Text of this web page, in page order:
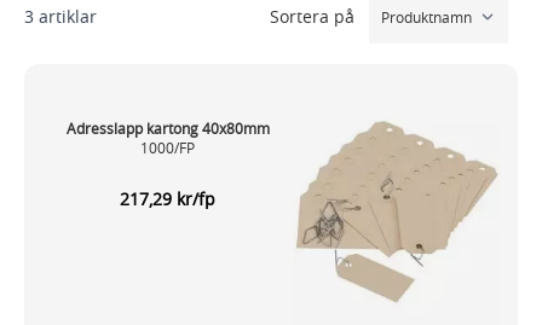
3 artiklar Sortera på
Adresslapp kartong 40x80mm
1000/FP
217,29 kr/fp